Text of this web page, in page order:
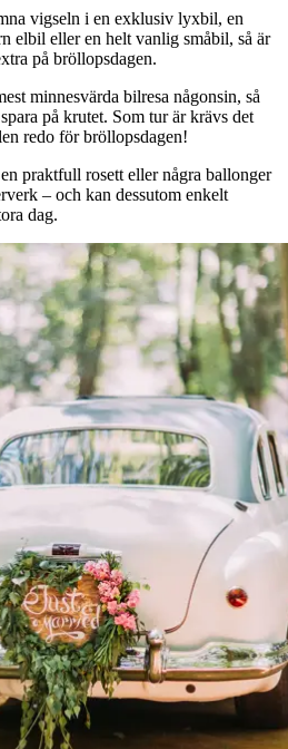
vigseln i en exklusiv lyxbil, en
elbil eller en helt vanlig småbil, så är
på bröllopsdagen.
minnesvärda bilresa någonsin, så
på krutet. Som tur är krävs det
redo för bröllopsdagen!
praktfull rosett eller några ballonger
– och kan dessutom enkelt
dag.